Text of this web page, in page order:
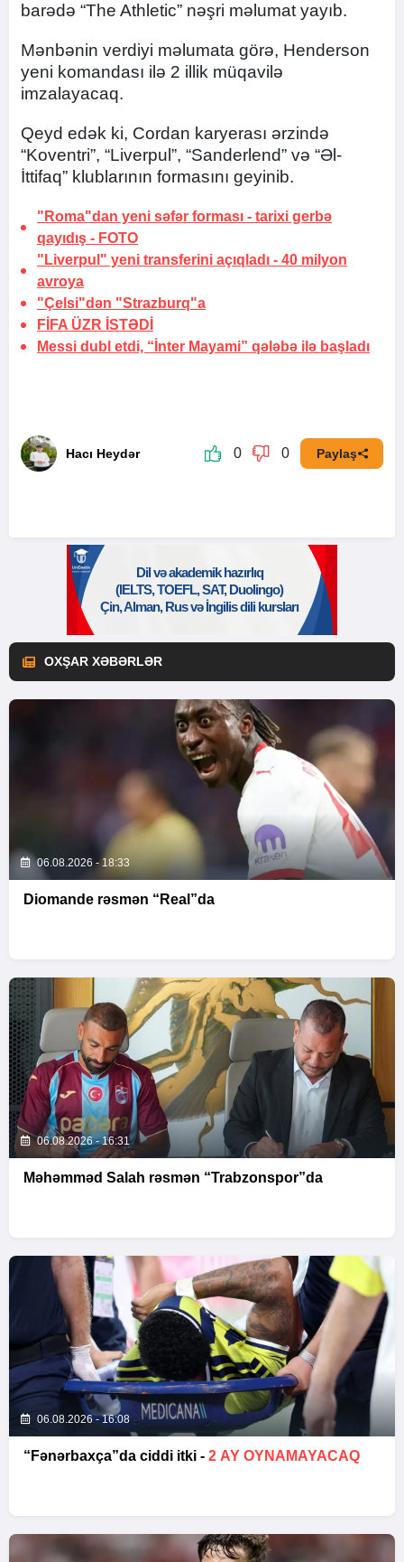
barədə “The Athletic” nəşri məlumat yayıb.
Mənbənin verdiyi məlumata görə, Henderson
yeni komandası ilə 2 illik müqavilə
imzalayacaq.
Qeyd edək ki, Cordan karyerası ərzində
“Koventri”, “Liverpul”, “Sanderlend” və “Əl-
İttifaq” klublarının formasını geyinib.
"Roma"dan yeni səfər forması - tarixi gerbə
qayıdış - FOTO
"Liverpul" yeni transferini açıqladı - 40 milyon
avroya
"Çelsi"dən "Strazburq"a
FİFA ÜZR İSTƏDİ
Messi dubl etdi, “İnter Mayami” qələbə ilə başladı
Hacı Heydər 0 0 Paylaş
OXŞAR XƏBƏRLƏR
06.08.2026 - 18:33
Diomande rəsmən “Real”da
06.08.2026 - 16:31
Məhəmməd Salah rəsmən “Trabzonspor”da
06.08.2026 - 16:08
“Fənərbaxça”da ciddi itki - 2 AY OYNAMAYACAQ